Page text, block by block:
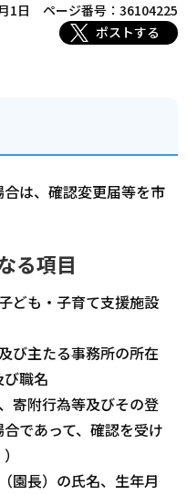
1日
ページ番号：36104225
ポストする
は、確認変更届等を市
る項目
ども・子育て支援施設
び主たる事務所の所在
職名
寄附行為等及びその登
であって、確認を受け
園長）の氏名、生年月